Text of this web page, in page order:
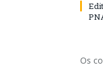
Os